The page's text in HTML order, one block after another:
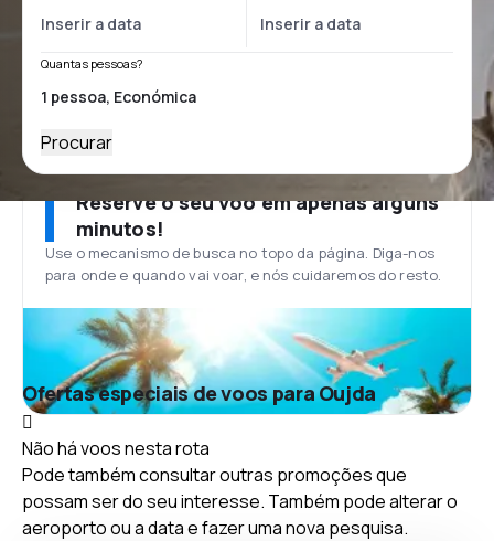
Quantas pessoas?
Procurar
Reserve o seu voo em apenas alguns
minutos!
Use o mecanismo de busca no topo da página. Diga-nos
para onde e quando vai voar, e nós cuidaremos do resto.
Ofertas especiais de voos para Oujda
Não há voos nesta rota
Pode também consultar outras promoções que
possam ser do seu interesse. Também pode alterar o
aeroporto ou a data e fazer uma nova pesquisa.